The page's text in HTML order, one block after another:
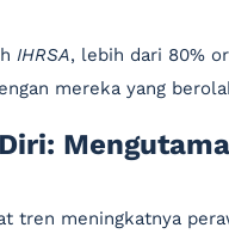
IHRSA, lebih dari 80%
mereka yang
tren meningkatnya